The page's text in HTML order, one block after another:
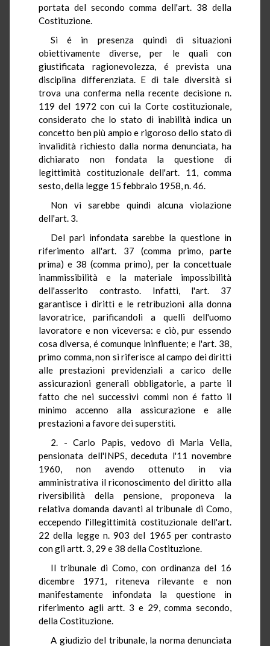
portata del secondo comma dell'art. 38 della
Costituzione.
Si é in presenza quindi di situazioni
obiettivamente diverse, per le quali con
giustificata ragionevolezza, é prevista una
disciplina differenziata. E di tale diversità si
trova una conferma nella recente decisione n.
119 del 1972 con cui la Corte costituzionale,
considerato che lo stato di inabilità indica un
concetto ben più ampio e rigoroso dello stato di
invalidità richiesto dalla norma denunciata, ha
dichiarato non fondata la questione di
legittimità costituzionale dell'art. 11, comma
sesto, della legge 15 febbraio 1958, n. 46.
Non vi sarebbe quindi alcuna violazione
dell'art. 3.
Del pari infondata sarebbe la questione in
riferimento all'art. 37 (comma primo, parte
prima) e 38 (comma primo), per la concettuale
inammissibilità e la materiale impossibilità
dell'asserito contrasto. Infatti, l'art. 37
garantisce i diritti e le retribuzioni alla donna
lavoratrice, parificandoli a quelli dell'uomo
lavoratore e non viceversa: e ciò, pur essendo
cosa diversa, é comunque ininfluente; e l'art. 38,
primo comma, non si riferisce al campo dei diritti
alle prestazioni previdenziali a carico delle
assicurazioni generali obbligatorie, a parte il
fatto che nei successivi commi non é fatto il
minimo accenno alla assicurazione e alle
prestazioni a favore dei superstiti.
2. - Carlo Papis, vedovo di Maria Vella,
pensionata dell'INPS, deceduta l'11 novembre
1960, non avendo ottenuto in via
amministrativa il riconoscimento del diritto alla
riversibilità della pensione, proponeva la
relativa domanda davanti al tribunale di Como,
eccependo l'illegittimità costituzionale dell'art.
22 della legge n. 903 del 1965 per contrasto
con gli artt. 3, 29 e 38 della Costituzione.
Il tribunale di Como, con ordinanza del 16
dicembre 1971, riteneva rilevante e non
manifestamente infondata la questione in
riferimento agli artt. 3 e 29, comma secondo,
della Costituzione.
A giudizio del tribunale, la norma denunciata